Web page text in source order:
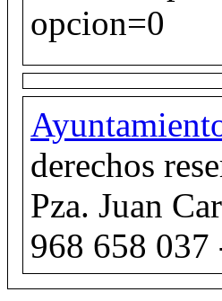
opcion=0
derechos
Pza. Juan
968 658 037